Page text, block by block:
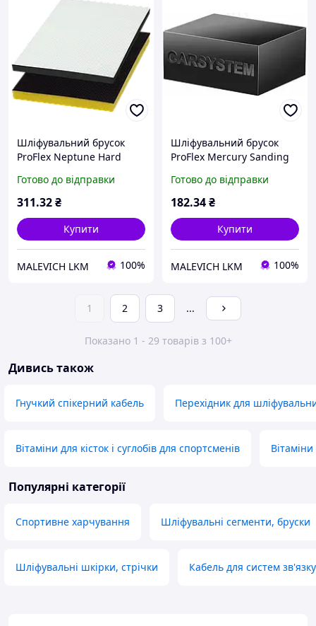
Шліфувальний брусок
ProFlex Neptune Hard
Готово до відправки
311.32₴
Купити
MALEVICH LKM 100%
Шліфувальний брусок
ProFlex Mercury Sanding
Готово до відправки
182.34₴
Купити
MALEVICH LKM 100%
1 2 3 ...
Показано 1 - 29 товарів з 100+
Дивись також
Гнучкий спікерний кабель Перехідник для
Вітаміни для кісток і суглобів для спортсменів
Популярні категорії
Спортивне харчування Шліфувальні сегменти, бруски
Шліфувальні шкірки, стрічки Кабель для систем зв'язку